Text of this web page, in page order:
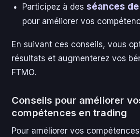
Participez à des séances
pour améliorer vos
En suivant ces conseils, vous
résultats et augmenterez vos
FTMO.
Conseils pour améliorer
compétences en trading
Pour améliorer vos